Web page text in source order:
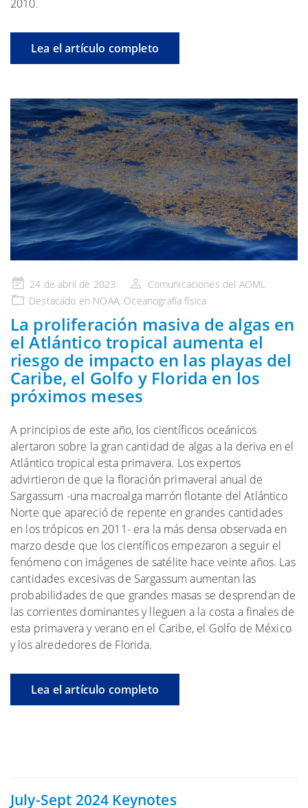
2010.
Lea el artículo completo
Publicado
en
24 de abril de 2023
Comunicaciones del AOML
Destacado en NOAA, Oceanografía física
La proliferación masiva de algas en
el Atlántico tropical aumenta el
riesgo de impacto en las playas del
Caribe, el Golfo y Florida en los
próximos meses
A principios de este año, los científicos oceánicos
alertaron sobre la gran cantidad de algas a la deriva en el
Atlántico tropical esta primavera. Los expertos
advirtieron de que la floración primaveral anual de
Sargassum -una macroalga marrón flotante del Atlántico
Norte que apareció de repente en grandes cantidades
en los trópicos en 2011- era la más densa observada en
marzo desde que los científicos empezaron a seguir el
fenómeno con imágenes de satélite hace veinte años. Las
cantidades excesivas de Sargassum aumentan las
probabilidades de que grandes masas se desprendan de
las corrientes dominantes y lleguen a la costa a finales de
esta primavera y verano en el Caribe, el Golfo de México
y los alrededores de Florida.
Lea el artículo completo
July-Sept 2024 Keynotes